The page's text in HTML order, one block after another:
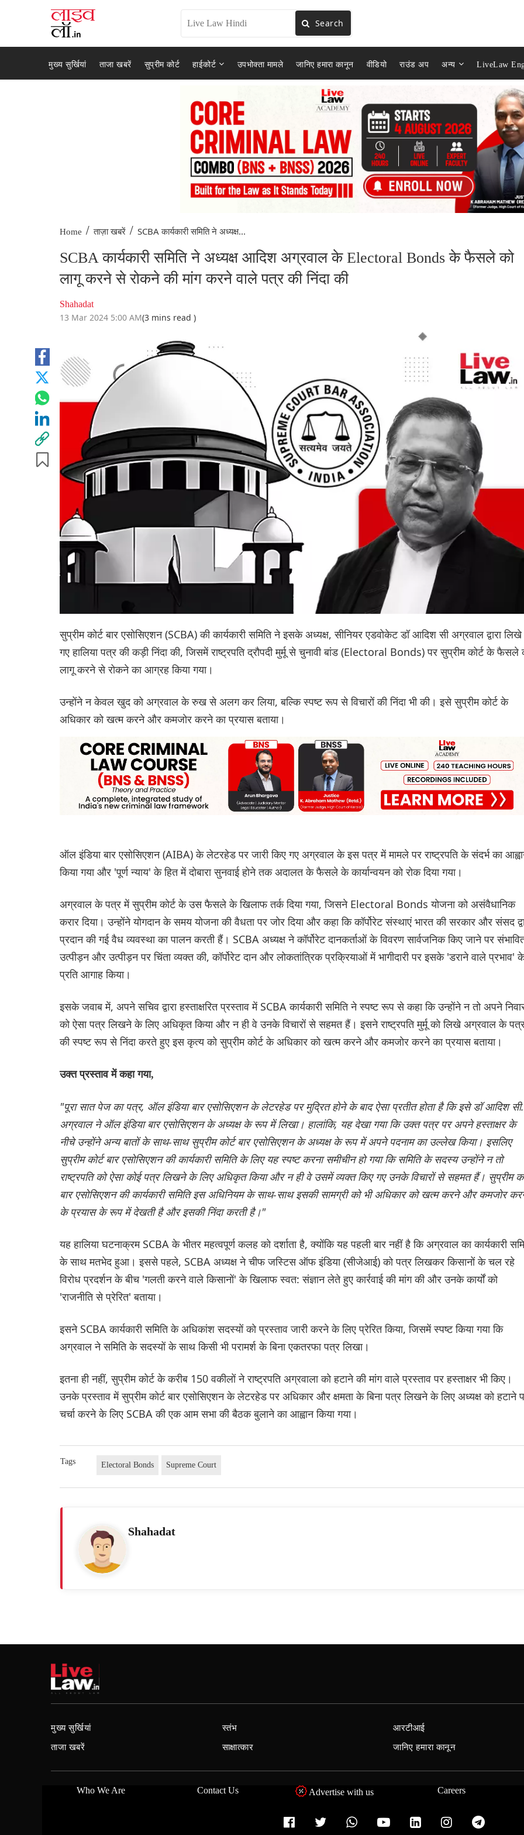
Search
मुख्य सुर्खियां ताजा खबरें सुप्रीम कोर्ट हाईकोर्ट उपभोक्ता मामले जानिए हमारा कानून वीडियो राउंड अप अन्य LiveLaw
Home / ताज़ा खबरें / SCBA कार्यकारी समिति ने अध्यक्ष...
SCBA कार्यकारी समिति ने अध्यक्ष आदिश अग्रवाल के Electoral Bonds के फैसले को
लागू करने से रोकने की मांग करने वाले पत्र की निंदा की
Shahadat
13 Mar 2024 5:00 AM(3 mins read )
सुप्रीम कोर्ट बार एसोसिएशन (SCBA) की कार्यकारी समिति ने इसके अध्यक्ष, सीनियर एडवोकेट डॉ आदिश सी अग्रवाल द्वारा लिखे
गए हालिया पत्र की कड़ी निंदा की, जिसमें राष्ट्रपति द्रौपदी मुर्मू से चुनावी बांड (Electoral Bonds) पर सुप्रीम कोर्ट के फैसले
लागू करने से रोकने का आग्रह किया गया।
उन्होंने न केवल खुद को अग्रवाल के रुख से अलग कर लिया, बल्कि स्पष्ट रूप से विचारों की निंदा भी की। इसे सुप्रीम कोर्ट के
अधिकार को खत्म करने और कमजोर करने का प्रयास बताया।
ऑल इंडिया बार एसोसिएशन (AIBA) के लेटरहेड पर जारी किए गए अग्रवाल के इस पत्र में मामले पर राष्ट्रपति के संदर्भ का
किया गया और 'पूर्ण न्याय' के हित में दोबारा सुनवाई होने तक अदालत के फैसले के कार्यान्वयन को रोक दिया गया।
अग्रवाल के पत्र में सुप्रीम कोर्ट के उस फैसले के खिलाफ तर्क दिया गया, जिसने Electoral Bonds योजना को असंवैधानिक
करार दिया। उन्होंने योगदान के समय योजना की वैधता पर जोर दिया और कहा कि कॉर्पोरेट संस्थाएं भारत की सरकार और संसद
प्रदान की गई वैध व्यवस्था का पालन करती हैं। SCBA अध्यक्ष ने कॉर्पोरेट दानकर्ताओं के विवरण सार्वजनिक किए जाने पर
उत्पीड़न और उत्पीड़न पर चिंता व्यक्त की, कॉर्पोरेट दान और लोकतांत्रिक प्रक्रियाओं में भागीदारी पर इसके 'डराने वाले प्रभाव'
प्रति आगाह किया।
इसके जवाब में, अपने सचिव द्वारा हस्ताक्षरित प्रस्ताव में SCBA कार्यकारी समिति ने स्पष्ट रूप से कहा कि उन्होंने न तो अपने
को ऐसा पत्र लिखने के लिए अधिकृत किया और न ही वे उनके विचारों से सहमत हैं। इसने राष्ट्रपति मुर्मू को लिखे अग्रवाल के
की स्पष्ट रूप से निंदा करते हुए इस कृत्य को सुप्रीम कोर्ट के अधिकार को खत्म करने और कमजोर करने का प्रयास बताया।
उक्त प्रस्ताव में कहा गया,
"पूरा सात पेज का पत्र, ऑल इंडिया बार एसोसिएशन के लेटरहेड पर मुद्रित होने के बाद ऐसा प्रतीत होता है कि इसे डॉ आदिश सी.
अग्रवाल ने ऑल इंडिया बार एसोसिएशन के अध्यक्ष के रूप में लिखा। हालांकि, यह देखा गया कि उक्त पत्र पर अपने हस्ताक्षर के
नीचे उन्होंने अन्य बातों के साथ-साथ सुप्रीम कोर्ट बार एसोसिएशन के अध्यक्ष के रूप में अपने पदनाम का उल्लेख किया। इसलिए
सुप्रीम कोर्ट बार एसोसिएशन की कार्यकारी समिति के लिए यह स्पष्ट करना समीचीन हो गया कि समिति के सदस्य उन्होंने न तो
राष्ट्रपति को ऐसा कोई पत्र लिखने के लिए अधिकृत किया और न ही वे उसमें व्यक्त किए गए उनके विचारों से सहमत हैं। सुप्रीम
बार एसोसिएशन की कार्यकारी समिति इस अधिनियम के साथ-साथ इसकी सामग्री को भी अधिकार को खत्म करने और कमजोर
के प्रयास के रूप में देखती है और इसकी निंदा करती है।"
यह हालिया घटनाक्रम SCBA के भीतर महत्वपूर्ण कलह को दर्शाता है, क्योंकि यह पहली बार नहीं है कि अग्रवाल का कार्यकारी
के साथ मतभेद हुआ। इससे पहले, SCBA अध्यक्ष ने चीफ जस्टिस ऑफ इंडिया (सीजेआई) को पत्र लिखकर किसानों के चल रहे
विरोध प्रदर्शन के बीच 'गलती करने वाले किसानों' के खिलाफ स्वत: संज्ञान लेते हुए कार्रवाई की मांग की और उनके कार्यों को
'राजनीति से प्रेरित' बताया।
इसने SCBA कार्यकारी समिति के अधिकांश सदस्यों को प्रस्ताव जारी करने के लिए प्रेरित किया, जिसमें स्पष्ट किया गया कि
अग्रवाल ने समिति के सदस्यों के साथ किसी भी परामर्श के बिना एकतरफा पत्र लिखा।
इतना ही नहीं, सुप्रीम कोर्ट के करीब 150 वकीलों ने राष्ट्रपति अग्रवाला को हटाने की मांग वाले प्रस्ताव पर हस्ताक्षर भी किए।
उनके प्रस्ताव में सुप्रीम कोर्ट बार एसोसिएशन के लेटरहेड पर अधिकार और क्षमता के बिना पत्र लिखने के लिए अध्यक्ष को हटाने
चर्चा करने के लिए SCBA की एक आम सभा की बैठक बुलाने का आह्वान किया गया।
Tags Electoral Bonds Supreme Court
Shahadat
मुख्य सुर्खियां
ताजा खबरें
स्तंभ
साक्षात्कार
आरटीआई
जानिए हमारा कानून
Who We Are Contact Us Advertise with us Careers